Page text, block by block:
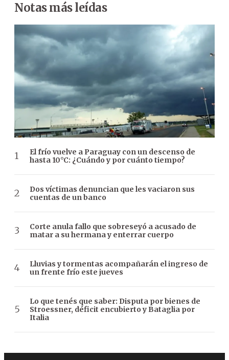
Notas más leídas
El frío vuelve a Paraguay con un descenso de
hasta 10°C: ¿Cuándo y por cuánto tiempo?
Dos víctimas denuncian que les vaciaron sus
cuentas de un banco
Corte anula fallo que sobreseyó a acusado de
matar a su hermana y enterrar cuerpo
Lluvias y tormentas acompañarán el ingreso de
un frente frío este jueves
Lo que tenés que saber: Disputa por bienes de
Stroessner, déficit encubierto y Bataglia por
Italia